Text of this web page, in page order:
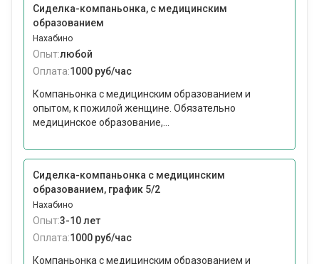
Сиделка-компаньонка, с медицинским
образованием
Нахабино
Опыт:любой
Оплата:1000 руб/час
Компаньонка с медицинским образованием и
опытом, к пожилой женщине. Обязательно
медицинское образование,...
Сиделка-компаньонка с медицинским
образованием, график 5/2
Нахабино
Опыт:3-10 лет
Оплата:1000 руб/час
Компаньонка с медицинским образованием и